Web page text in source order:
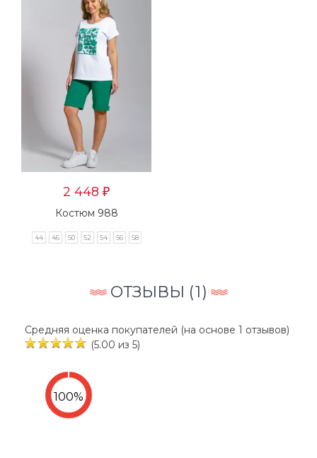
2 448 ₽
Костюм 988
44 46 50 52 54 56 58
ОТЗЫВЫ (1)
Средняя оценка покупателей (на основе 1 отзывов)
(5.00 из 5)